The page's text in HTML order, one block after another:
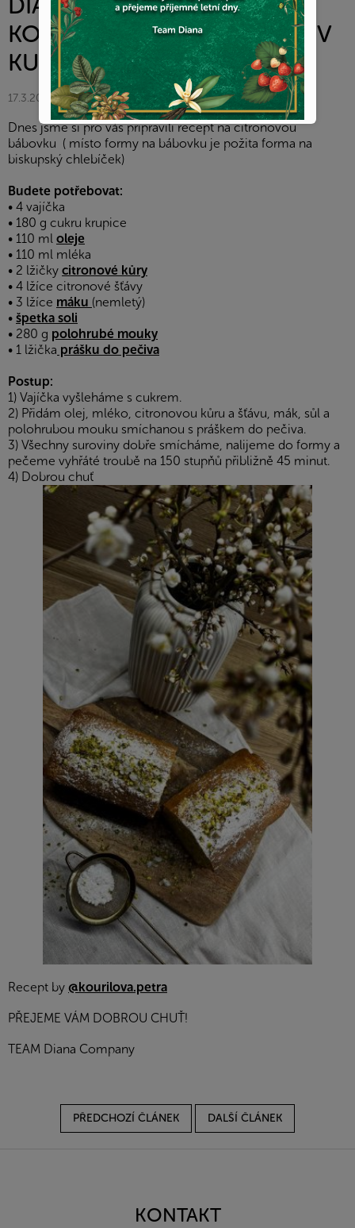
KOURILOVA.PETRA - DIANA V
KUCHYNI
17.3.2024
Dnes jsme si pro vás připravili recept na citronovou
bábovku ( místo formy na bábovku je požita forma na
biskupský chlebíček)
Budete potřebovat:
• 4 vajíčka
• 180 g cukru krupice
• 110 ml oleje
• 110 ml mléka
• 2 lžičky citronové kůry
• 4 lžíce citronové šťávy
• 3 lžíce máku (nemletý)
• špetka soli
• 280 g polohrubé mouky
• 1 lžička prášku do pečiva
Postup:
1) Vajíčka vyšleháme s cukrem.
2) Přidám olej, mléko, citronovou kůru a šťávu, mák, sůl a
polohrubou mouku smíchanou s práškem do pečiva.
3) Všechny suroviny dobře smícháme, nalijeme do formy a
pečeme vyhřáté troubě na 150 stupňů přibližně 45 minut.
4) Dobrou chuť
Recept by @kourilova.petra
PŘEJEME VÁM DOBROU CHUŤ!
TEAM Diana Company
PŘEDCHOZÍ ČLÁNEK DALŠÍ ČLÁNEK
KONTAKT